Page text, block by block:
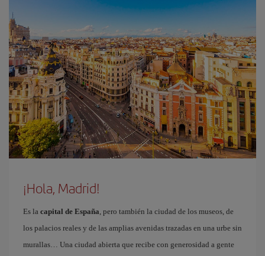
¡Hola, Madrid!
Es la capital de España, pero también la ciudad de los museos, de
los palacios reales y de las amplias avenidas trazadas en una urbe sin
murallas… Una ciudad abierta que recibe con generosidad a gente